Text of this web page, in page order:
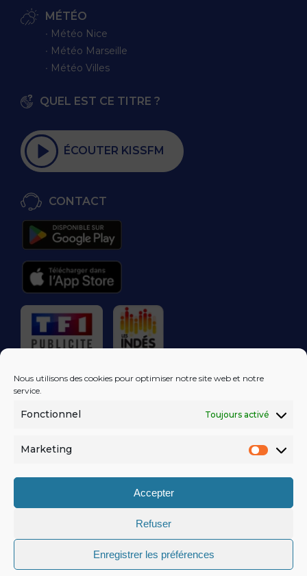
Nous utilisons des cookies pour optimiser notre site web et notre
service.
Fonctionnel Toujours activé
Marketing
Accepter
Refuser
Enregistrer les préférences
MÉTÉO
∙ Météo Nice
∙ Météo Marseille
∙ Météo Villes
QUEL EST CE TITRE ?
ÉCOUTER KISSFM
CONTACT
RÉGIE PUBLICITAIRE
LES EXCLUS
DANS VOTRE
MENTIONS LÉGALES
POLITIQUE DE CONFIDENTIALITÉ